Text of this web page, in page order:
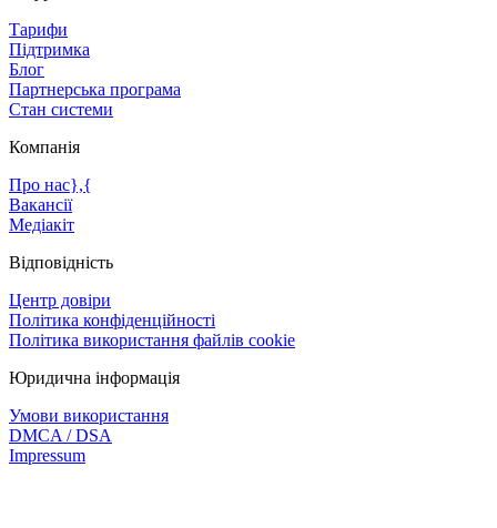
Тарифи
Підтримка
Блог
Партнерська програма
Стан системи
Компанія
Про нас},{
Вакансії
Медіакіт
Відповідність
Центр довіри
Політика конфіденційності
Політика використання файлів cookie
Юридична інформація
Умови використання
DMCA / DSA
Impressum